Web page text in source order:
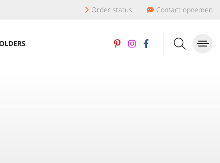
Order status Contact opnemen